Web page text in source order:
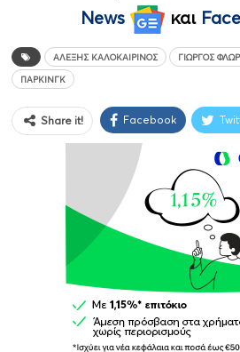
News
και
ΑΛΈΞΗΣ ΚΑΛΟΚΑΙΡΙΝΌΣ ΓΙΏΡΓΟΣ
ΠΑΡΚΙΝΓΚ
Share it! Facebook